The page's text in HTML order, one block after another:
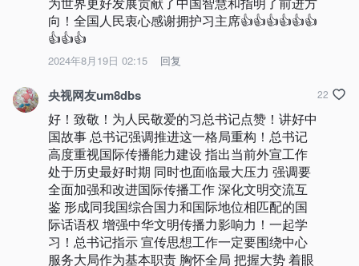
向！全国人民衷心感谢拥护习主席👍👍👍👍👍👍
👍👍👍
2024年8月19日 02:15 回复
央视网友um8dbs
好！致敬！为人民敬爱的习总书记点赞！讲好中
国故事 总书记强调推进这一格局重构！总书记
高度重视国际传播能力建设 指出当前外宣工作
处于历史最好时期 同时也面临最大压力 强调要
全面加强和改进国际传播工作 深化文明交流互
鉴 形成同我国综合国力和国际地位相匹配的国
际话语权 增强中华文明传播力影响力！一起学
习！总书记指示 宣传思想工作一定要围绕中心
服务大局作为基本职责 胸怀全局 把握大势 着眼
22